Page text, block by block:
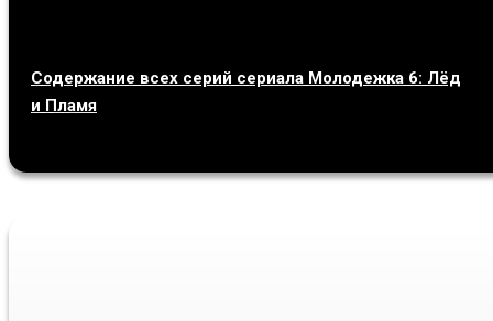
Содержание всех серий сериала Молодежка 6: Лёд
и Пламя